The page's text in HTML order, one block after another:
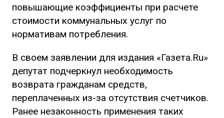
повышающие коэффициенты при расчете
стоимости коммунальных услуг по
нормативам потребления.
В своем заявлении для издания «Газета.Ru»
депутат подчеркнул необходимость
возврата гражданам средств,
переплаченных из-за отсутствия счетчиков.
Ранее незаконность применения таких